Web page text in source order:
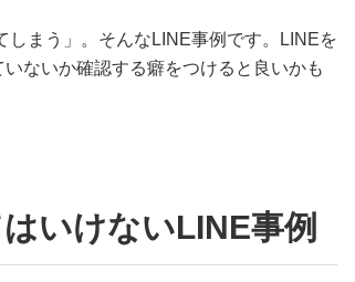
しまう」。そんなLINE事例です。LINEを
ないか確認する癖をつけると良いかも
いけないLINE事例